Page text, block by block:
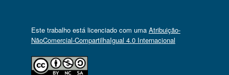
Este trabalho está licenciado com uma Atribuição-
NãoComercial-CompartilhaIgual 4.0 Internacional